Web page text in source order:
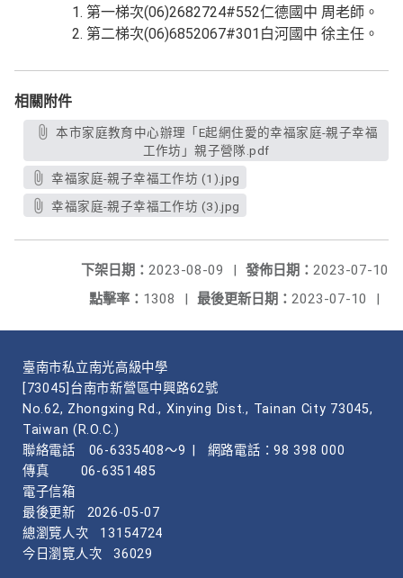
第一梯次(06)2682724#552仁德國中 周老師。
第二梯次(06)6852067#301白河國中 徐主任。
相關附件
本市家庭教育中心辦理「E起網住愛的幸福家庭-親子幸福
工作坊」親子營隊.pdf
幸福家庭-親子幸福工作坊 (1).jpg
幸福家庭-親子幸福工作坊 (3).jpg
發佈日期： 2023-07-10
下架日期： 2023-08-09
|
最後更新日期： 2023-07-10 |
點擊率： 1308 |
臺南市私立南光高級中學
[73045]台南市新營區中興路62號
No.62, Zhongxing Rd., Xinying Dist., Tainan City 73045,
Taiwan (R.O.C.)
聯絡電話
06-6335408～9
網路電話：98 398 000
傳真
06-6351485
電子信箱
最後更新
2026-05-07
總瀏覽人次
13154724
今日瀏覽人次
36029